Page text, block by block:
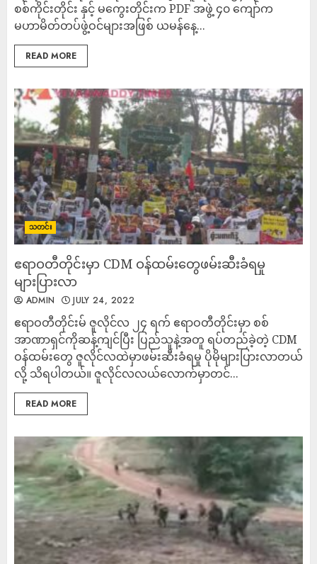
စစ်ကိုင်းတိုင်း နှင့် မကွေးတိုင်းက PDF အဖွဲ့ ၄၀ ကျော်က
မဟာမိတ်တပ်ဖွဲ့ဝင်များအဖြစ် ယမန်နေ့...
READ MORE
သတင်း
ဧရာဝတီတိုင်းမှာ CDM ဝန်ထမ်းတွေဖမ်းဆီးခံရမှု
များပြားလာ
ADMIN JULY 24, 2022
ဧရာဝတီတိုင်းမ် ဇူလိုင်လ ၂၄ ရက် ဧရာဝတီတိုင်းမှာ စစ်
အာဏာရှင်ကိုဆန့်ကျင်ပြီး ပြည်သူနဲ့အတူ ရပ်တည်ခဲ့တဲ့ CDM
ဝန်ထမ်းတွေ ဇူလိုင်လထဲမှာဖမ်းဆီးခံရမှု ပိုမိုများပြားလာတယ်
လို့ သိရပါတယ်။ ဇူလိုင်လလယ်လောက်မှာတင်...
READ MORE